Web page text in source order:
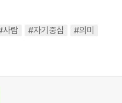
사람 #자기중심
#의미